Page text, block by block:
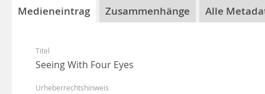
Medieneintrag Zusammenhänge Alle
Titel
Seeing With Four Eyes
Urheberrechtshinweis